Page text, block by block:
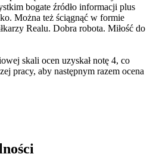
bogate źródło informacji plus
Można też ściągnąć w formie
Realu. Dobra robota. Miłość do
skali ocen uzyskał notę 4, co
pracy, aby następnym razem ocena